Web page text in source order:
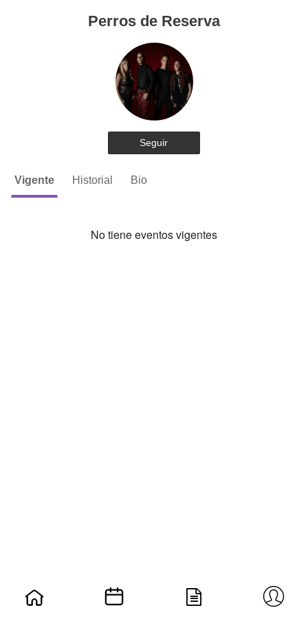
Perros de Reserva
Seguir
Vigente Historial Bio
No tiene eventos vigentes